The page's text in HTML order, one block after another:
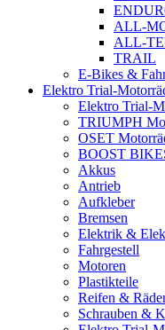
ALL-
ALL-
TRAIL
E-Bikes &
Elektro Trial-
Elektro Trial-
TRIUMPH
OSET
BOOST
Akkus
Antrieb
Aufkleber
Bremsen
Elektrik &
Fahrgestell
Motoren
Plastikteile
Reifen &
Schrauben &